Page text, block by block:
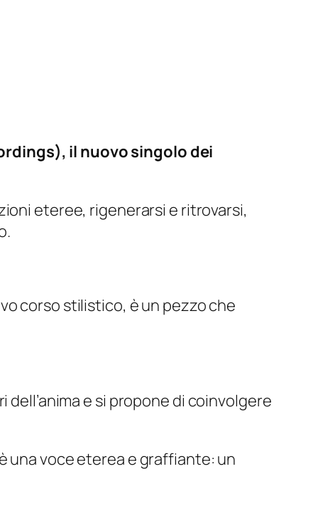
il nuovo singolo dei
eteree, rigenerarsi e ritrovarsi,
corso stilistico, è un pezzo che
e si propone di coinvolgere
una voce eterea e graffiante: un